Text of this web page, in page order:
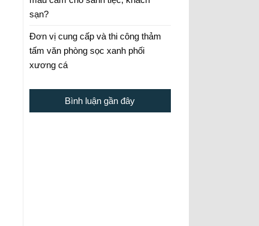
sạn?
Đơn vị cung cấp và thi công thảm
tấm văn phòng sọc xanh phối
xương cá
Bình luận gần đây